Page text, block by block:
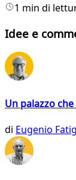
1 min di
Idee e
Un palazzo
di Eugenio